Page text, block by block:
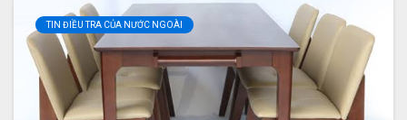
TIN ĐIỀU TRA CỦA NƯỚC NGOÀI